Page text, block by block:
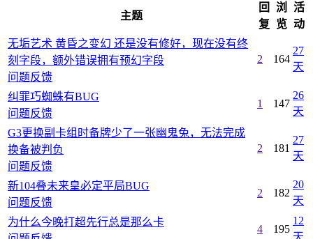
主题
回
复
浏
览
活
动
无垢艺术 黄昏之变幻 还是没有修好，现在没有终
刻字段，额外错误拥有预幻字段
问题反馈
2 164
27
天
纠罪巧蜘蛛有BUG
问题反馈
1 147
26
天
G3更换副卡组时备牌少了一张幽鬼兔，无法完成
换备被判负
问题反馈
2 181
27
天
新104叠未来皇必定平局BUG
问题反馈
2 182
20
天
为什么今晚打超先行总是那么卡
4 195
12
天